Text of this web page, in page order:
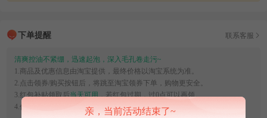
下单提醒 联系客服
清爽控油不紧绷，迅速起泡，深入毛孔卷走污~
1.商品及优惠信息由淘宝提供，最终价格以淘宝系统为准。
2.点击领券/购买按钮后，将跳至淘宝领券下单，购物更安全。
3.红包补贴领取后当天可用，若红包过期，过0点可以再领。
4.优惠券和红包补贴可以多领啦，查看多领/多拍方法>>
亲，当前活动结束了~